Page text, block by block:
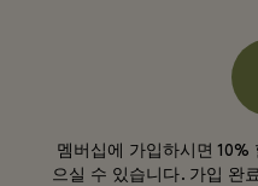
멤버십에 가입하시면
으실 수 있습니다. 가입 완